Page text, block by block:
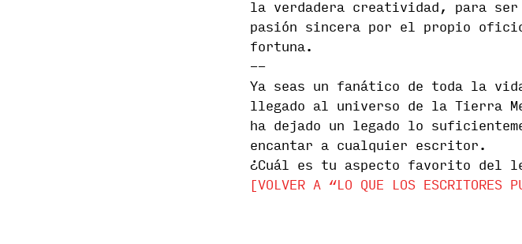
la verdadera creatividad, para
pasión sincera por el propio
fortuna.
--
Ya seas un fanático de toda la
llegado al universo de la Tierra
ha dejado un legado lo
encantar a cualquier escritor.
¿Cuál es tu aspecto favorito del
[VOLVER A “LO QUE LOS ESCRITORES